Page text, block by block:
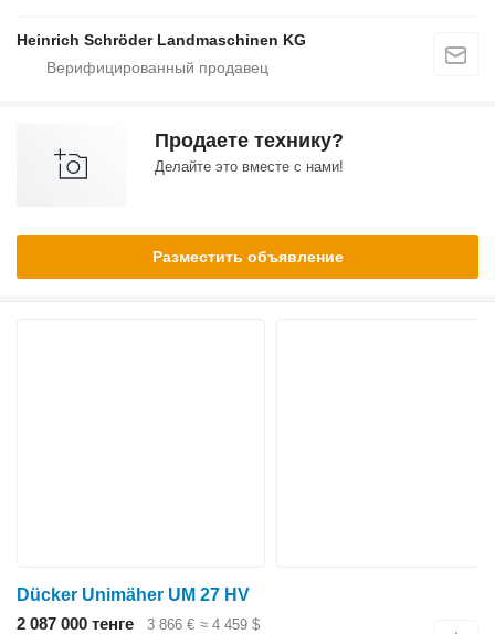
Heinrich Schröder Landmaschinen KG
Продаете технику?
Делайте это вместе с нами!
Разместить объявление
Dücker Unimäher UM 27 HV
2 087 000 тенге
3 866 € ≈ 4 459 $